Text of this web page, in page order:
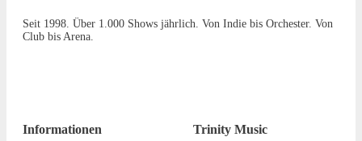
Seit 1998. Über 1.000 Shows jährlich. Von Indie bis Orchester. Von
Club bis Arena.
Informationen Trinity Music